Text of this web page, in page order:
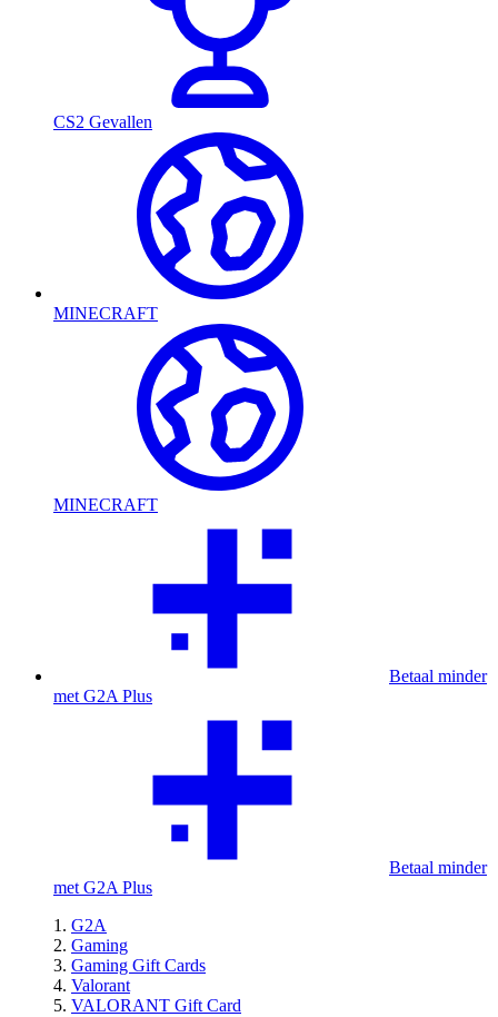
CS2 Gevallen
MINECRAFT
MINECRAFT
Betaal minder
met G2A Plus
Betaal minder
met G2A Plus
G2A
Gaming
Gaming Gift Cards
Valorant
VALORANT Gift Card